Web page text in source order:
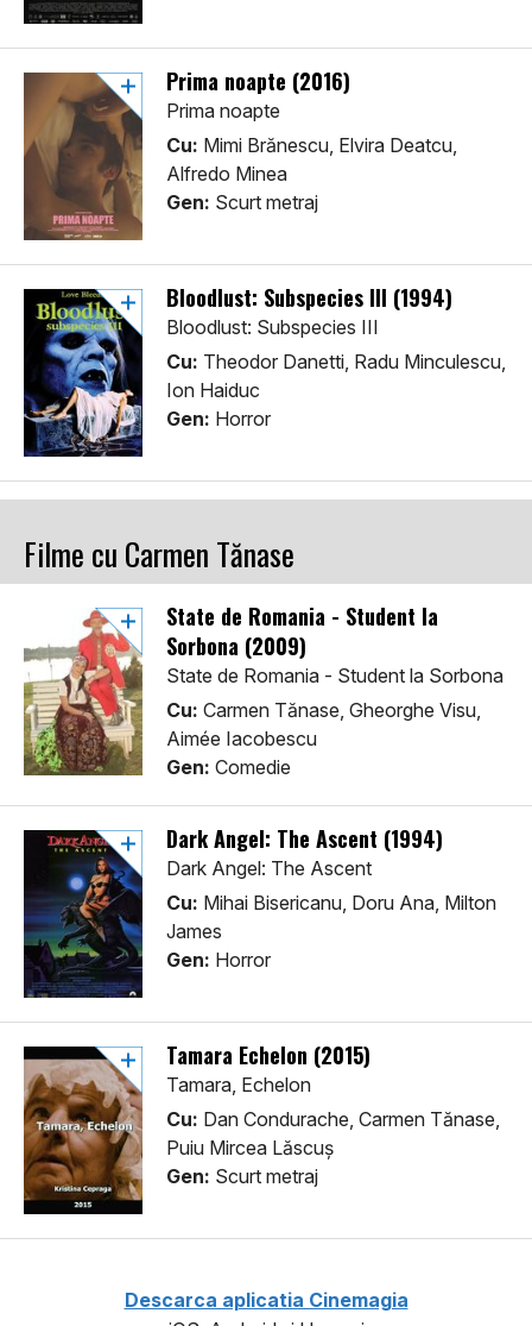
Prima noapte (2016)
Prima noapte
Cu: Mimi Brănescu, Elvira Deatcu,
Alfredo Minea
Gen: Scurt metraj
Bloodlust: Subspecies III (1994)
Bloodlust: Subspecies III
Cu: Theodor Danetti, Radu Minculescu,
Ion Haiduc
Gen: Horror
Filme cu Carmen Tănase
State de Romania - Student la
Sorbona (2009)
State de Romania - Student la Sorbona
Cu: Carmen Tănase, Gheorghe Visu,
Aimée Iacobescu
Gen: Comedie
Dark Angel: The Ascent (1994)
Dark Angel: The Ascent
Cu: Mihai Bisericanu, Doru Ana, Milton
James
Gen: Horror
Tamara Echelon (2015)
Tamara, Echelon
Cu: Dan Condurache, Carmen Tănase,
Puiu Mircea Lăscuș
Gen: Scurt metraj
Descarca aplicatia Cinemagia